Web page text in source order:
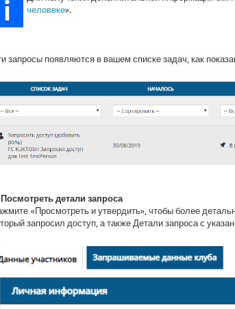
человеке».
запросы появляются в вашем списке задач, как
Посмотреть детали запроса
«Просмотреть и утвердить», чтобы более
запросил доступ, а также Детали запроса с